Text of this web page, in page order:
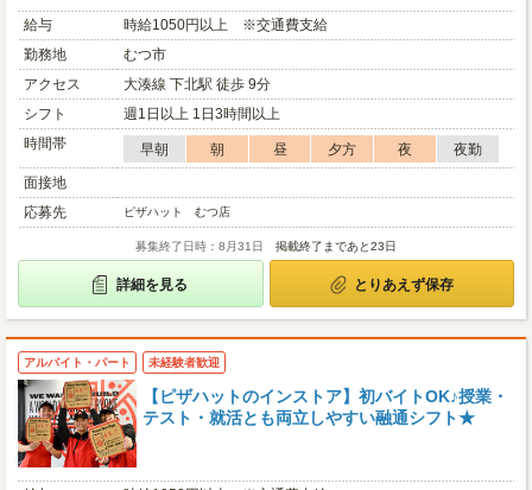
給与
時給1050円以上 ※交通費支給
勤務地
むつ市
アクセス
大湊線 下北駅 徒歩 9分
シフト
週1日以上 1日3時間以上
時間帯
早朝 朝 昼 夕方 夜
夜勤
面接地
応募先
ピザハット むつ店
募集終了日時：8月31日 掲載終了まであと23日
詳細を見る とりあえず保存
アルバイト・パート 未経験者歓迎
【ピザハットのインストア】初バイトOK♪授業・
テスト・就活とも両立しやすい融通シフト★